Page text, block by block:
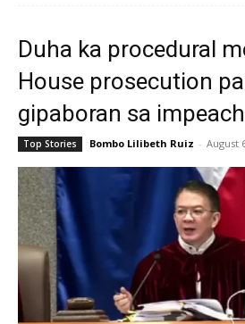
Duha ka procedural
House prosecution
gipaboran sa
Top Stories Bombo Lilibeth Ruiz - August